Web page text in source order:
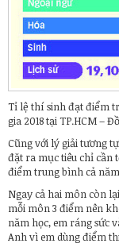
Tỉ lệ thí sinh đạt điểm
gia 2018 tại TP.HCM –
Cũng với lý giải tương
đặt ra mục tiêu chỉ cần
điểm trung bình cả năm
Ngay cả hai môn còn
mỗi môn 3 điểm nên
năm học, em ráng sức
Anh vì em dùng điểm